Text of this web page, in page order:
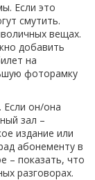
Если это
смутить.
вещах.
добавить
на
фоторамку
Если он/она
зал –
издание или
абонементу в
– показать, что
разговорах.